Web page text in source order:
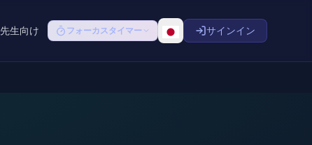
先生向け フォーカスタイマー サインイン